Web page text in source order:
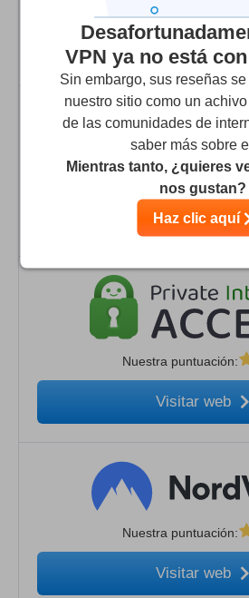
Nuestra puntuación
Visitar web
Nuestra puntuación :
Visitar web
Nuestra puntuación:
Visitar web
Nuestra puntuación:
Visitar web
VPN ya no está
Sin embargo, sus reseñas
nuestro sitio como un
de las comunidades de
saber más sobre
Mientras tanto, ¿quieres
nos gustan?
Haz clic aquí